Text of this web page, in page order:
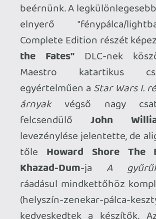
annyit tanácsolnék, hogy ha van egy kis
eszük, kihozzák hagyományos
platformokra is, a Nintendo
Switch/Switch 2 Joy-Conjai egyenesen
ordítanak érte, és akkor talán lehet némi
esélye a nagyobb ismertségre, az új
szerzeményekre. A Maestro egy
varázslatos utazás a hangszeres zene
birodalmába, amit tartalmilag és
formailag is próbáltak az alkotók a
kevésbé érdeklődők számára is
vonzóbbá tenni. Jópofa ötlet az
előadásunk után az értékelés közben
felugró, nézőktől származó közösségi
médiás kommentek áradata, amelyek
természetesen összhangban állnak az
általunk nyújtott teljesítménnyel. Ennél a